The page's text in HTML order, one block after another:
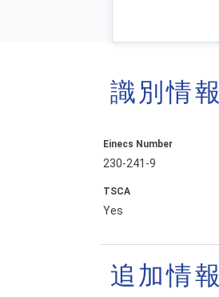
識別情報
Einecs Number
230-241-9
TSCA
Yes
追加情報